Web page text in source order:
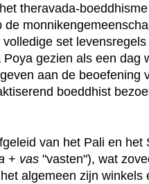
theravada-
de
set
gezien als een dag
aan de beoefening
boeddhist
van het Pali en het
+ vas "vasten"), wat
algemeen zijn winkels